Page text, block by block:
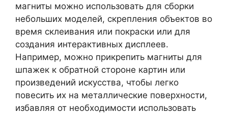
магниты можно использовать для сборки
небольших моделей, скрепления объектов во
время склеивания или покраски или для
создания интерактивных дисплеев.
Например, можно прикрепить магниты для
шпажек к обратной стороне картин или
произведений искусства, чтобы легко
повесить их на металлические поверхности,
избавляя от необходимости использовать